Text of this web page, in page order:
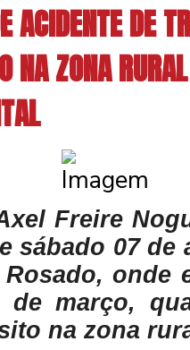
DE
NA ZONA
Freire
sábado 07 de
onde
março,
na zona